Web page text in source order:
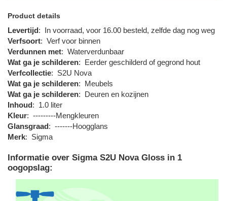
Product details
Levertijd: In voorraad, voor 16.00 besteld, zelfde dag nog weg
Verfsoort: Verf voor binnen
Verdunnen met: Waterverdunbaar
Wat ga je schilderen: Eerder geschilderd of gegrond hout
Verfcollectie: S2U Nova
Wat ga je schilderen: Meubels
Wat ga je schilderen: Deuren en kozijnen
Inhoud: 1.0 liter
Kleur: ---------Mengkleuren
Glansgraad: -------Hoogglans
Merk: Sigma
Informatie over Sigma S2U Nova Gloss in 1
oogopslag: